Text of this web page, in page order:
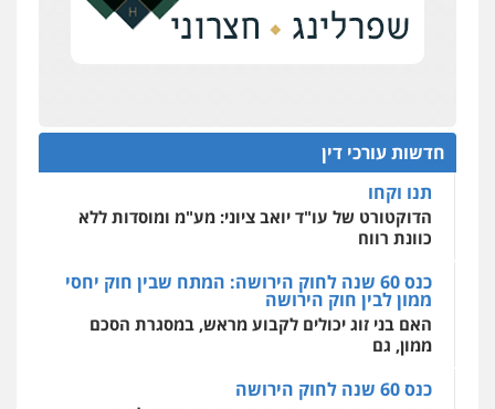
אחסון אתרים
מקצועיים לעורכי דין
מרכז התחלה חדשה
אסירים עבירות מין שירותים מקצועיים
לעורכי דין
חדשות עורכי דין
על סדר היום
כנס תביעות ייצוגיות: הדילמה בין זכויות צרכנים
להגנה על עסקים קטנים
תנו וקחו
הדוקטורט של עו"ד יואב ציוני: מע"מ ומוסדות ללא
כוונת רווח
כנס 60 שנה לחוק הירושה: המתח שבין חוק יחסי
ממון לבין חוק הירושה
האם בני זוג יכולים לקבוע מראש, במסגרת הסכם
ממון, גם
כנס 60 שנה לחוק הירושה